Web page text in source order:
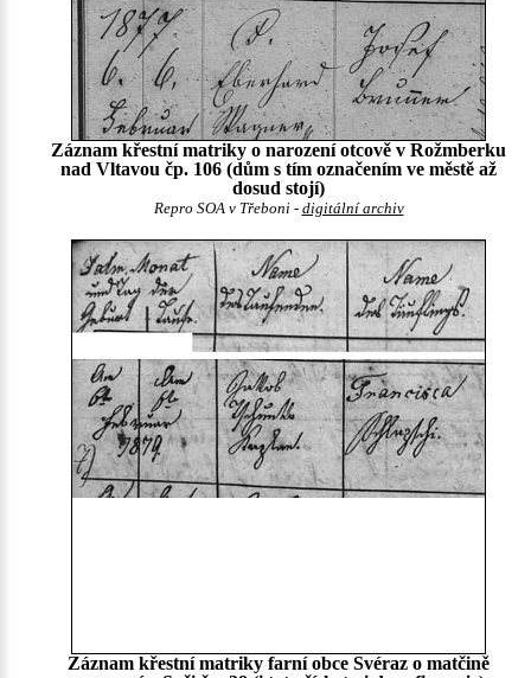
Záznam křestní matriky o narození otcově v Rožmberku
nad Vltavou čp. 106 (dům s tím označením ve městě až
dosud stojí)
Repro SOA v Třeboni - digitální archiv
Záznam křestní matriky farní obce Svéraz o matčině